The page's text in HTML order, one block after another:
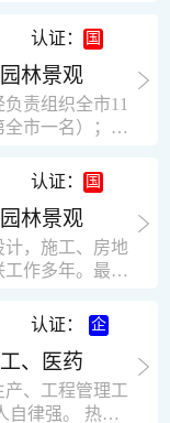
理，该项目有
市林果住宅小
楼9栋6层砖混
方米。2004年
东重工监理有
监督的工程
酒厂二期扩建
业厂房2栋，每
纪花苑，该工
32000平方米，
步行街等工
使自己能适应
。
训练能力；
鑫诺律师事务
执业经历中，
北京、深圳等
。 对民商事的
劳动纠纷、债
有造诣。尤其
业改制，资产
师有多篇学术
上发表。数十年
了数百起诉讼
的经济效益和
第一和当事人
是王福营律师
认证：
林景观
责组织全市11
市一名）；知
，且经验丰
认证：
林景观
计，施工、房地
作多年。最大
技术知识功底
工程的设计与
工程项目的施
计、施工、予
造诣。曾独立
认证：
、医药
、工程管理工
自律强。 热爱